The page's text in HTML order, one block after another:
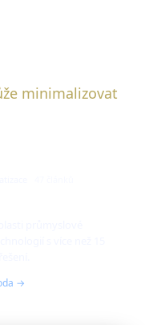
minimalizovat
→